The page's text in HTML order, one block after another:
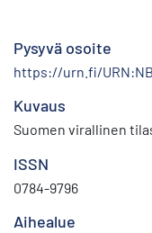
Pysyvä osoite
https://urn.fi/
Kuvaus
Suomen virallinen
ISSN
0784-9796
Aihealue